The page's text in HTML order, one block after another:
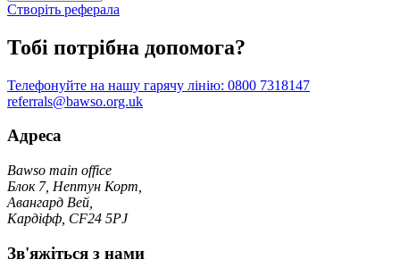
Створіть реферала
Тобі потрібна допомога?
Телефонуйте на нашу гарячу лінію: 0800 7318147
referrals@bawso.org.uk
Адреса
Bawso main office
Блок 7, Нептун Корт,
Авангард Вей,
Кардіфф, CF24 5PJ
Зв'яжіться з нами